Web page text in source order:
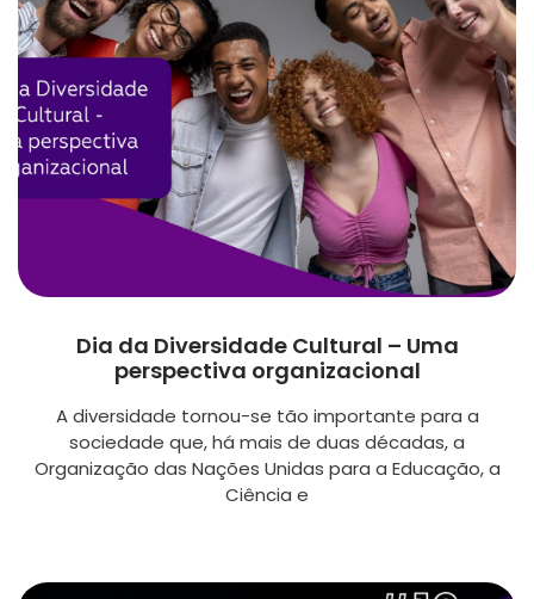
Dia da Diversidade Cultural – Uma
perspectiva organizacional
A diversidade tornou-se tão importante para a
sociedade que, há mais de duas décadas, a
Organização das Nações Unidas para a Educação, a
Ciência e